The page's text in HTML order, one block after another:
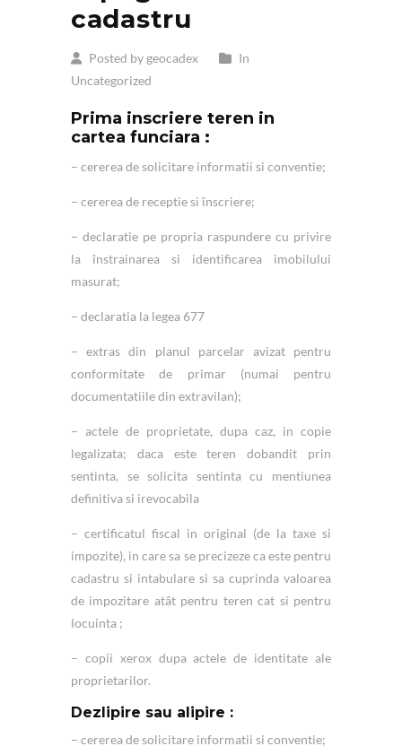
cadastru
Posted by geocadex
In
Uncategorized
Prima inscriere teren in
cartea funciara :
– cererea de solicitare informatii si conventie;
– cererea de receptie si înscriere;
– declaratie pe propria raspundere cu privire
la înstrainarea si identificarea imobilului
masurat;
– declaratia la legea 677
– extras din planul parcelar avizat pentru
conformitate de primar (numai pentru
documentatiile din extravilan);
– actele de proprietate, dupa caz, in copie
legalizata; daca este teren dobandit prin
sentinta, se solicita sentinta cu mentiunea
definitiva si irevocabila
– certificatul fiscal in original (de la taxe si
impozite), in care sa se precizeze ca este pentru
cadastru si intabulare si sa cuprinda valoarea
de impozitare atât pentru teren cat si pentru
locuinta ;
– copii xerox dupa actele de identitate ale
proprietarilor.
Dezlipire sau alipire :
– cererea de solicitare informatii si conventie;